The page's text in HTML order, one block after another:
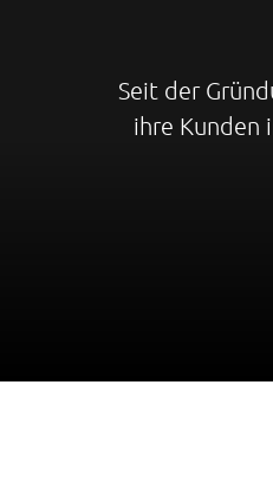
Seit der
ihre Kunden